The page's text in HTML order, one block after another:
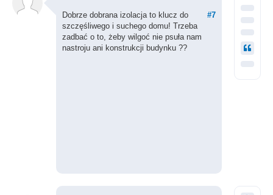
#7
Dobrze dobrana izolacja to klucz do
szczęśliwego i suchego domu! Trzeba
zadbać o to, żeby wilgoć nie psuła nam
nastroju ani konstrukcji budynku ??